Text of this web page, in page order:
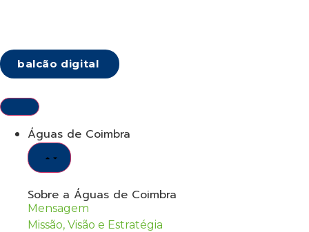
balcão digital
Águas de Coimbra
Sobre a Águas de Coimbra
Mensagem
Missão, Visão e Estratégia